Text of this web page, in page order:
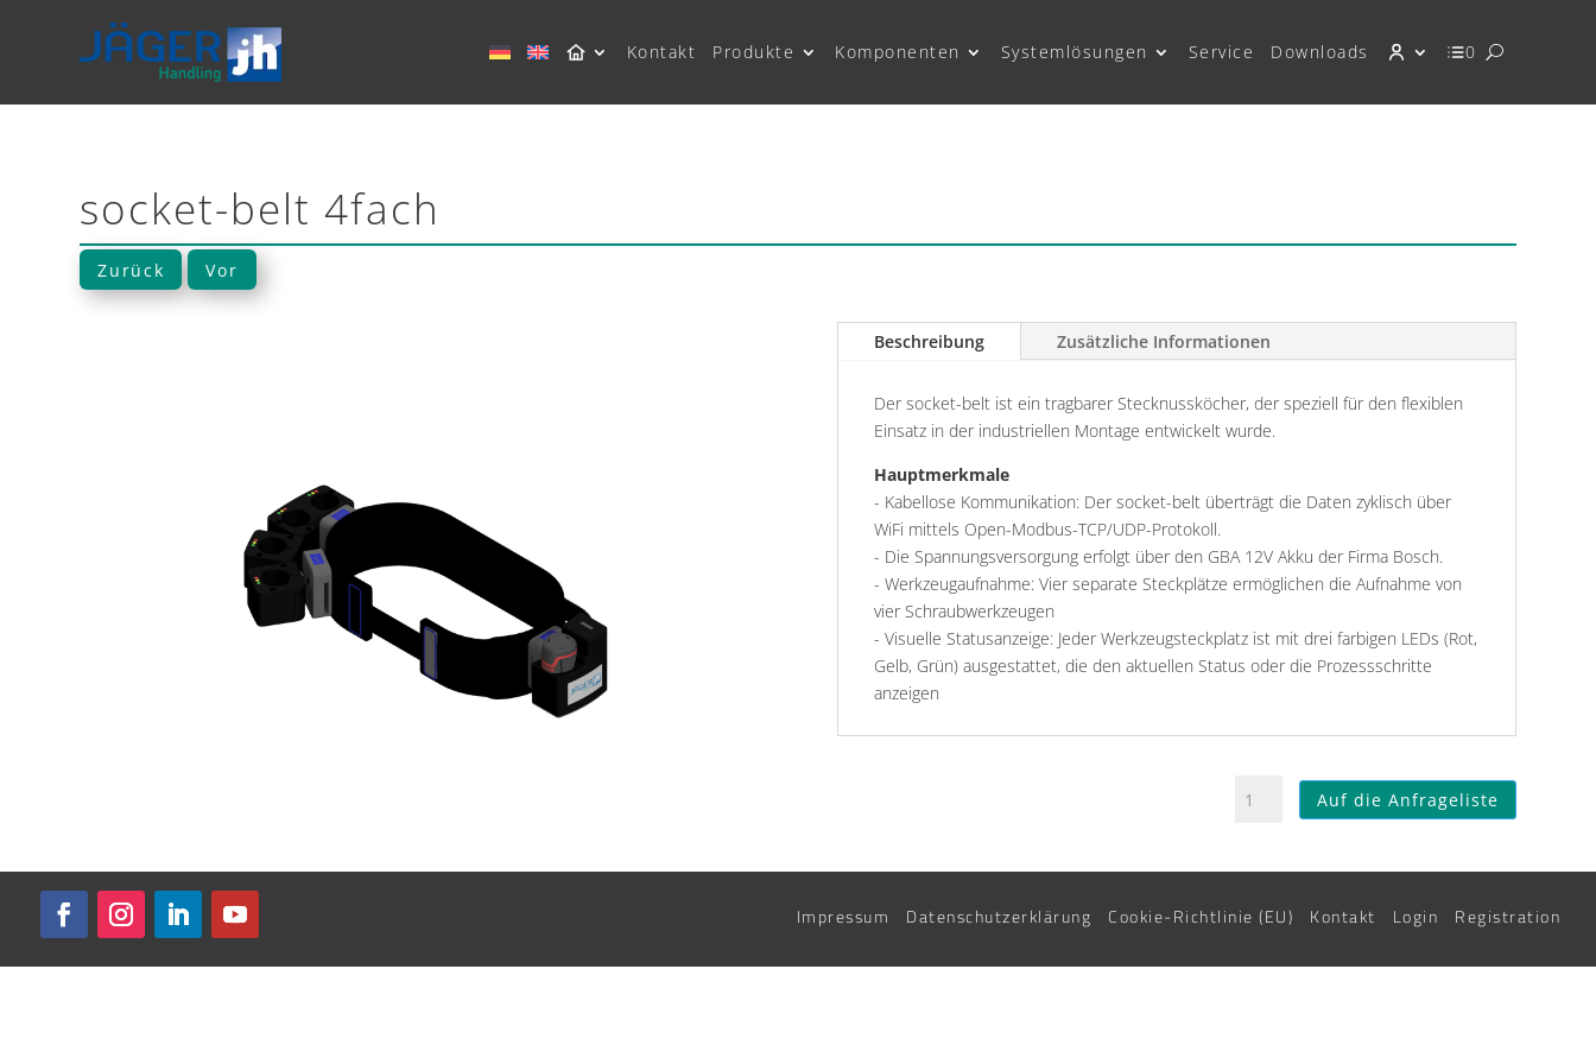
Kontakt Produkte Komponenten Systemlösungen Service Downloads 0
socket-belt 4fach
Zurück Vor
Beschreibung Zusätzliche Informationen
Der socket-belt ist ein tragbarer Stecknussköcher, der speziell für den flexiblen
Einsatz in der industriellen Montage entwickelt wurde.
Hauptmerkmale
- Kabellose Kommunikation: Der socket-belt überträgt die Daten zyklisch über
WiFi mittels Open-Modbus-TCP/UDP-Protokoll.
- Die Spannungsversorgung erfolgt über den GBA 12V Akku der Firma Bosch.
- Werkzeugaufnahme: Vier separate Steckplätze ermöglichen die Aufnahme von
vier Schraubwerkzeugen
- Visuelle Statusanzeige: Jeder Werkzeugsteckplatz ist mit drei farbigen LEDs (Rot,
Gelb, Grün) ausgestattet, die den aktuellen Status oder die Prozessschritte
anzeigen
Menge
Auf die Anfrageliste
Impressum Datenschutzerklärung Cookie-Richtlinie (EU) Kontakt Login Registration